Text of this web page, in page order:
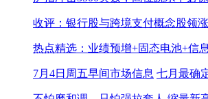
收评：银行股与跨境支付概念股领涨
热点精选：业绩预增+固态电池+信
7月4日周五早间市场信息 七月最确